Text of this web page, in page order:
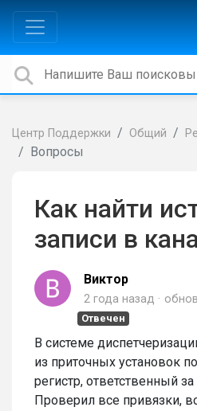
Центр Поддержки Общий
Вопросы
Как найти
записи в
Виктор
2 года назад
Отвечен
В системе
из приточных установок
регистр, ответственный
Проверил все привязки,